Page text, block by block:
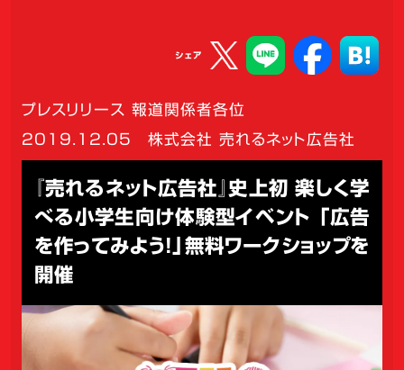
シェア
プレスリリース 報道関係者各位
2019.12.05 株式会社 売れるネット広告社
『売れるネット広告社』史上初 楽しく学
べる小学生向け体験型イベント 「広告
を作ってみよう！」無料ワークショップを
開催